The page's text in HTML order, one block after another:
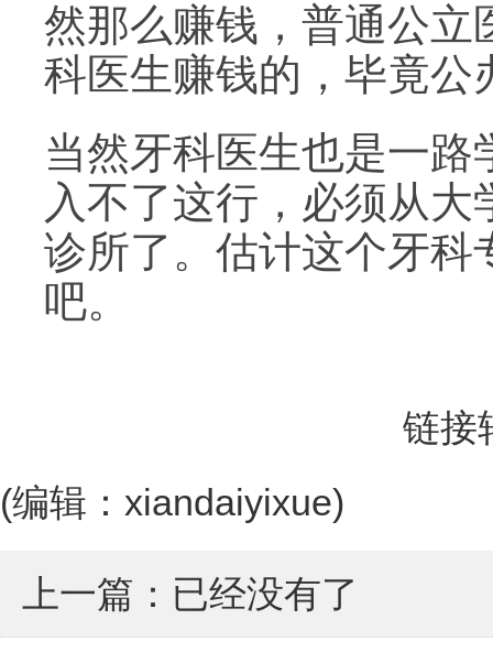
然那么赚钱，普通公立
科医生赚钱的，毕竟公
当然牙科医生也是一
入不了这行，必须从
诊所了。估计这个牙科
吧。
链接
(编辑：xiandaiyixue)
上一篇：已经没有了